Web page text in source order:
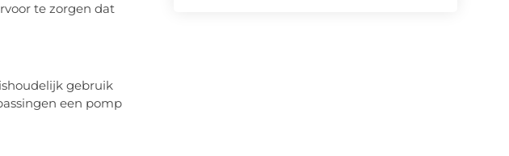
te zorgen dat
gebruik
een pomp